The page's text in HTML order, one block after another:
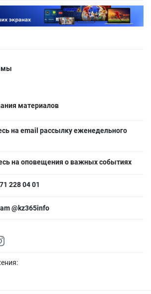
материалов
на email рассылку еженедельного
на оповещения о важных событиях
228 04 01
@kz365info